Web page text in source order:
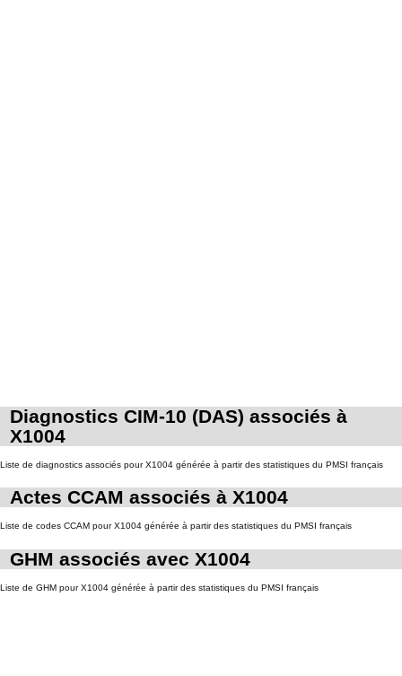
Diagnostics CIM-10 (DAS) associés à
X1004
Liste de diagnostics associés pour X1004 générée à partir des statistiques du PMSI français
Actes CCAM associés à X1004
Liste de codes CCAM pour X1004 générée à partir des statistiques du PMSI français
GHM associés avec X1004
Liste de GHM pour X1004 générée à partir des statistiques du PMSI français